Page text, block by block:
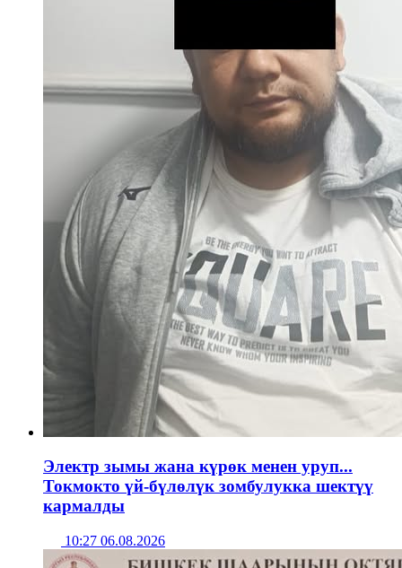
Электр зымы жана күрөк менен уруп...
Токмокто үй-бүлөлүк зомбулукка шектүү
кармалды
10:27 06.08.2026